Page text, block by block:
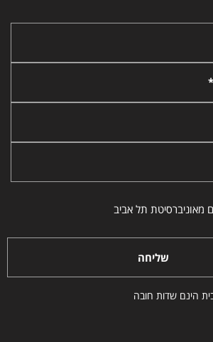
מאוניברסיטת תל אביב
שליחה
הינם שדות חובה